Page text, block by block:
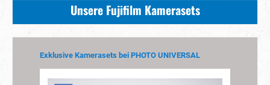
Unsere Fujifilm Kamerasets
Produktgalerie überspringen
Exklusive Kamerasets bei PHOTO UNIVERSAL